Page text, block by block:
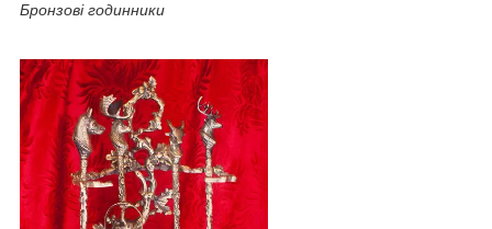
Бронзові годинники